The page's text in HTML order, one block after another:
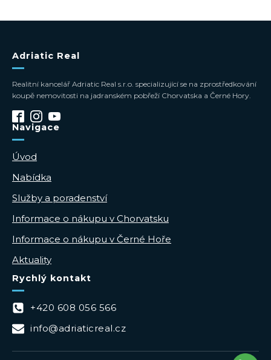
Adriatic Real
Realitní kancelář Adriatic Real s.r.o. specializující se na zprostředkování
koupě nemovitosti na jadranském pobřeží Chorvatska a Černé Hory.
Navigace
Úvod
Nabídka
Služby a poradenství
Informace o nákupu v Chorvatsku
Informace o nákupu v Černé Hoře
Aktuality
Rychlý kontakt
+420 608 056 566
info@adriaticreal.cz